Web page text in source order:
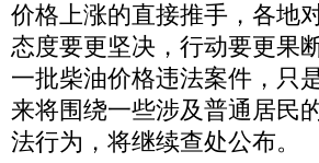
价格上涨的直接推手，各地
态度要更坚决，行动要更果
一批柴油价格违法案件，只
来将围绕一些涉及普通居民
法行为，将继续查处公布。